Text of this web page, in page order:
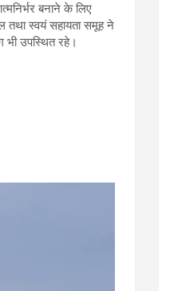
बनाने के लिए
तथा स्वयं सहायता समूह ने
भी उपस्थित रहे।